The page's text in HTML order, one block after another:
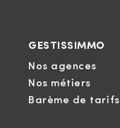
GESTISSIMMO
Nos agences
Nos métiers
Barème de tarifs